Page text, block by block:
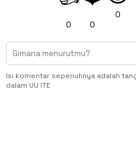
0 0
0
Isi komentar sepenuhnya adalah
dalam UU ITE